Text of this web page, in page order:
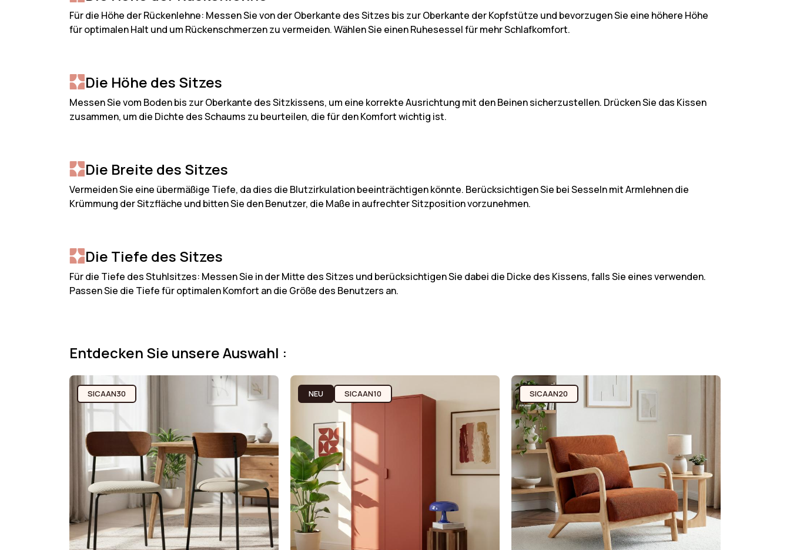
Für die Höhe der Rückenlehne: Messen Sie von der Oberkante des Sitzes bis zur Oberkante der Kopfstütze und bevorzugen Sie eine höhere Höhe
für optimalen Halt und um Rückenschmerzen zu vermeiden. Wählen Sie einen Ruhesessel für mehr Schlafkomfort.
Die Höhe des Sitzes
Messen Sie vom Boden bis zur Oberkante des Sitzkissens, um eine korrekte Ausrichtung mit den Beinen sicherzustellen. Drücken Sie das Kissen
zusammen, um die Dichte des Schaums zu beurteilen, die für den Komfort wichtig ist.
Die Breite des Sitzes
Vermeiden Sie eine übermäßige Tiefe, da dies die Blutzirkulation beeinträchtigen könnte. Berücksichtigen Sie bei Sesseln mit Armlehnen die
Krümmung der Sitzfläche und bitten Sie den Benutzer, die Maße in aufrechter Sitzposition vorzunehmen.
Die Tiefe des Sitzes
Für die Tiefe des Stuhlsitzes: Messen Sie in der Mitte des Sitzes und berücksichtigen Sie dabei die Dicke des Kissens, falls Sie eines verwenden.
Passen Sie die Tiefe für optimalen Komfort an die Größe des Benutzers an.
Entdecken Sie unsere Auswahl :
SICAAN30 NEU SICAAN10 SICAAN20